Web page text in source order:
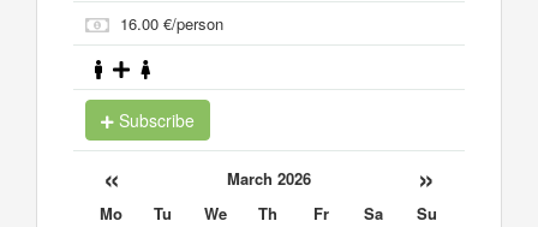
16.00 €/person
Subscribe
« March 2026 »
Mo Tu We Th Fr Sa
Su